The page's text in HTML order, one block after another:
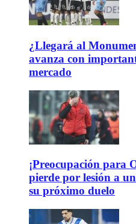
¿Llegará al
avanza con
mercado
¡Preocupación para
pierde por lesión a
su próximo duelo